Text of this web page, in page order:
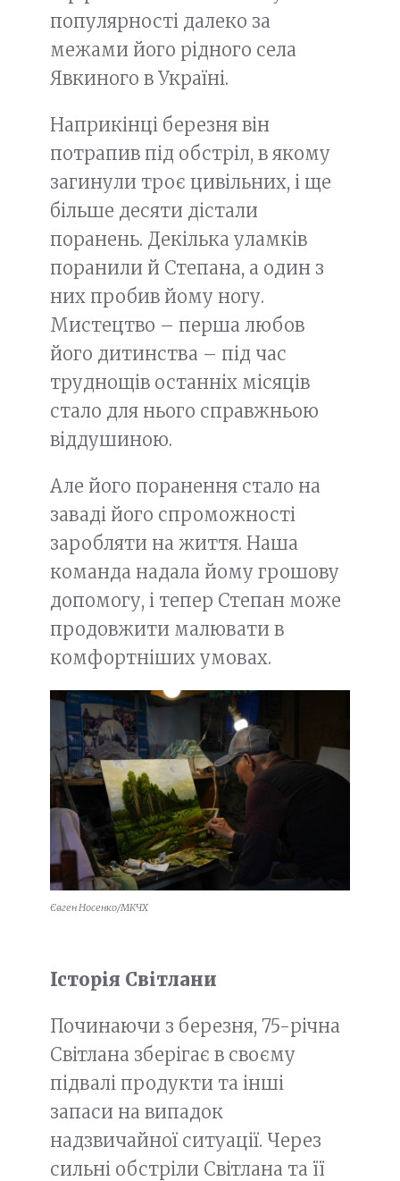
популярності далеко за
межами його рідного села
Явкиного в Україні.
Наприкінці березня він
потрапив під обстріл, в якому
загинули троє цивільних, і ще
більше десяти дістали
поранень. Декілька уламків
поранили й Степана, а один з
них пробив йому ногу.
Мистецтво – перша любов
його дитинства – під час
труднощів останніх місяців
стало для нього справжньою
віддушиною.
Але його поранення стало на
заваді його спроможності
заробляти на життя. Наша
команда надала йому грошову
допомогу, і тепер Степан може
продовжити малювати в
комфортніших умовах.
Євген Носенко/МКЧХ
Історія Світлани
Починаючи з березня, 75-річна
Світлана зберігає в своєму
підвалі продукти та інші
запаси на випадок
надзвичайної ситуації. Через
сильні обстріли Світлана та її